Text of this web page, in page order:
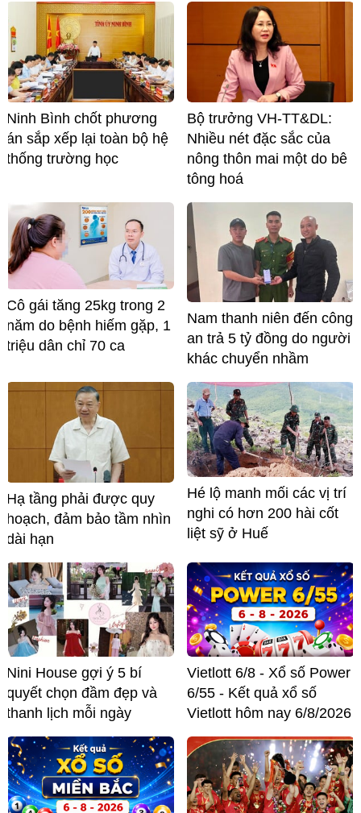
Ninh Bình chốt phương
án sắp xếp lại toàn bộ hệ
thống trường học
Bộ trưởng VH-TT&DL:
Nhiều nét đặc sắc của
nông thôn mai một do bê
tông hoá
Cô gái tăng 25kg trong 2
năm do bệnh hiếm gặp, 1
triệu dân chỉ 70 ca
Nam thanh niên đến công
an trả 5 tỷ đồng do người
khác chuyển nhầm
Hạ tầng phải được quy
hoạch, đảm bảo tầm nhìn
dài hạn
Hé lộ manh mối các vị trí
nghi có hơn 200 hài cốt
liệt sỹ ở Huế
Nini House gợi ý 5 bí
quyết chọn đầm đẹp và
thanh lịch mỗi ngày
Vietlott 6/8 - Xổ số Power
6/55 - Kết quả xổ số
Vietlott hôm nay 6/8/2026